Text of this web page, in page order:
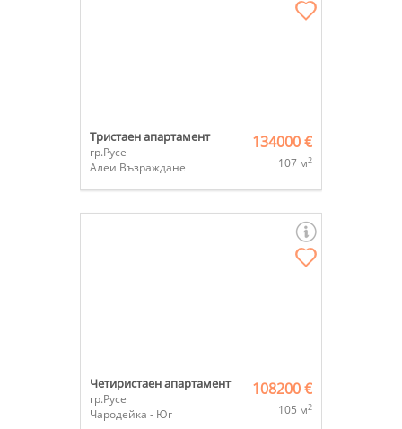
Тристаен апартамент
гр.Русе
Алеи Възраждане
134000 €
107 м2
Четиристаен апартамент
гр.Русе
Чародейка - Юг
108200 €
105 м2